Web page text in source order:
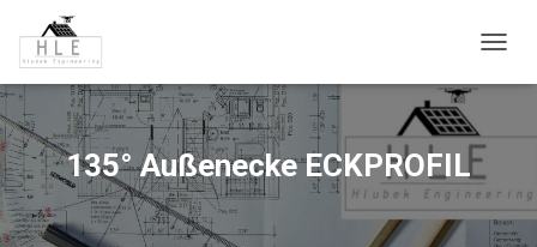
135° Außenecke ECKPROFIL